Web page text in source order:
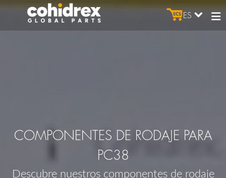
ES
COMPONENTES DE RODAJE PARA
PC38
Descubre nuestros componentes de rodaje